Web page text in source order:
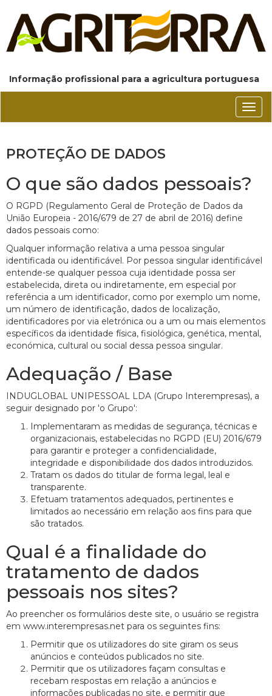
Informação profissional para a agricultura portuguesa
PROTEÇÃO DE DADOS
O que são dados pessoais?
O RGPD (Regulamento Geral de Proteção de Dados da
União Europeia - 2016/679 de 27 de abril de 2016) define
dados pessoais como:
Qualquer informação relativa a uma pessoa singular
identificada ou identificável. Por pessoa singular identificável
entende-se qualquer pessoa cuja identidade possa ser
estabelecida, direta ou indiretamente, em especial por
referência a um identificador, como por exemplo um nome,
um número de identificação, dados de localização,
identificadores por via eletrónica ou a um ou mais elementos
específicos da identidade física, fisiológica, genética, mental,
económica, cultural ou social dessa pessoa singular.
Adequação / Base
INDUGLOBAL UNIPESSOAL LDA (Grupo Interempresas), a
seguir designado por 'o Grupo':
Implementaram as medidas de segurança, técnicas e
organizacionais, estabelecidas no RGPD (EU) 2016/679
para garantir e proteger a confidencialidade,
integridade e disponibilidade dos dados introduzidos.
Tratam os dados do titular de forma legal, leal e
transparente.
Efetuam tratamentos adequados, pertinentes e
limitados ao necessário em relação aos fins para que
são tratados.
Qual é a finalidade do
tratamento de dados
pessoais nos sites?
Ao preencher os formulários deste site, o usuário se registra
em www.interempresas.net para os seguintes fins:
Permitir que os utilizadores do site giram os seus
anúncios e conteúdos publicados no site.
Permitir que os utilizadores façam consultas e
recebam respostas em relação a anúncios e
informações publicadas no site, e permitir que